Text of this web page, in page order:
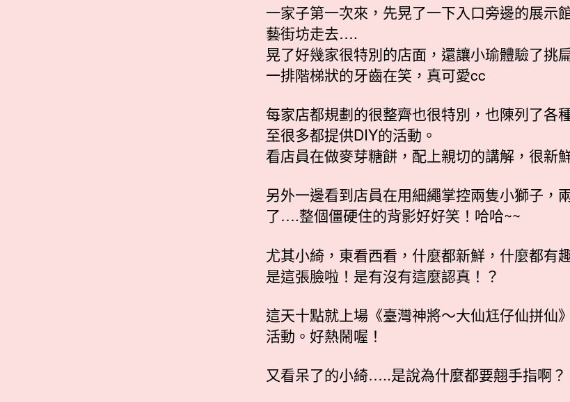
一家子第一次來，先晃了一下入口旁邊的展示
藝街坊走去….
晃了好幾家很特別的店面，還讓小瑜體驗了挑
一排階梯狀的牙齒在笑，真可愛cc
每家店都規劃的很整齊也很特別，也陳列了各
至很多都提供DIY的活動。
看店員在做麥芽糖餅，配上親切的講解，很新
另外一邊看到店員在用細繩掌控兩隻小獅子，
了….整個僵硬住的背影好好笑！哈哈~~
尤其小綺，東看西看，什麼都新鮮，什麼都有
是這張臉啦！是有沒有這麼認真！？
這天十點就上場《臺灣神將〜大仙尪仔仙拼仙
活動。好熱鬧喔！
又看呆了的小綺…..是說為什麼都要翹手指啊？